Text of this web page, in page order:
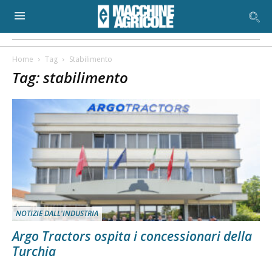
Home Tag Stabilimento
Tag: stabilimento
NOTIZIE DALL'INDUSTRIA
Argo Tractors ospita i concessionari della
Turchia